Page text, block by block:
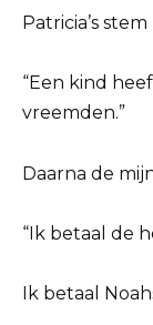
Patricia’s
“Een kind
vreemden.”
Daarna de
“Ik betaal de
Ik betaal